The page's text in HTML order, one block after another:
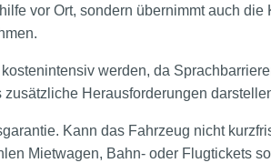
vor Ort, sondern übernimmt auch die
werden, da
Herausforderungen
Kann das Fahrzeug nicht
Mietwagen, Bahn- oder Flugtickets